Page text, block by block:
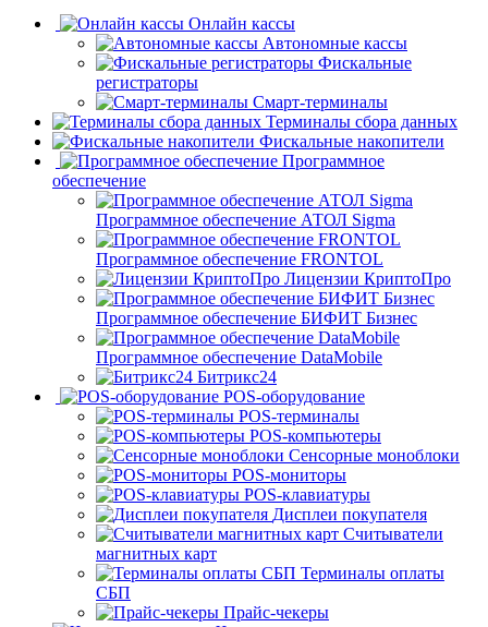
Онлайн кассы
Автономные кассы
Фискальные
регистраторы
Смарт-терминалы
Терминалы сбора данных
Фискальные накопители
Программное
обеспечение
Программное обеспечение АТОЛ Sigma
Программное обеспечение FRONTOL
Лицензии КриптоПро
Программное обеспечение БИФИТ Бизнес
Программное обеспечение DataMobile
Битрикс24
POS-оборудование
POS-терминалы
POS-компьютеры
Сенсорные моноблоки
POS-мониторы
POS-клавиатуры
Дисплеи покупателя
Считыватели
магнитных карт
Терминалы оплаты
СБП
Прайс-чекеры